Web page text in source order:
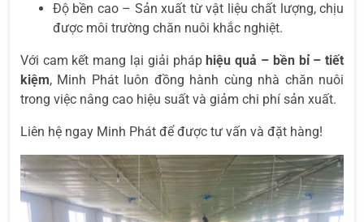
Độ bền cao – Sản xuất từ vật liệu chất lượng, chịu
được môi trường chăn nuôi khắc nghiệt.
Với cam kết mang lại giải pháp hiệu quả – bền bỉ – tiết
kiệm, Minh Phát luôn đồng hành cùng nhà chăn nuôi
trong việc nâng cao hiệu suất và giảm chi phí sản xuất.
Liên hệ ngay Minh Phát để được tư vấn và đặt hàng!